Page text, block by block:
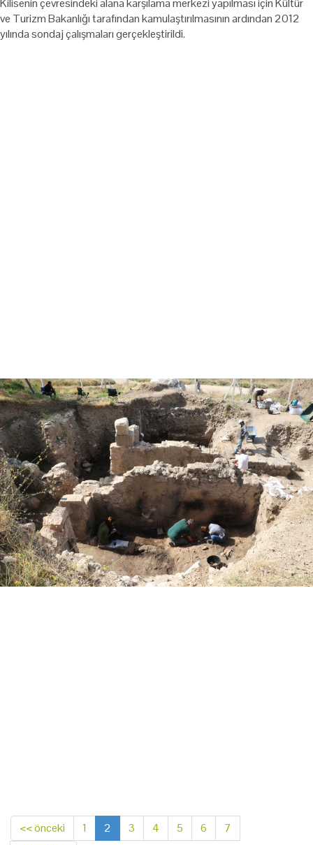
Kilisenin çevresindeki alana karşılama merkezi yapılması için Kültür
ve Turizm Bakanlığı tarafından kamulaştırılmasının ardından 2012
yılında sondaj çalışmaları gerçekleştirildi.
<< önceki 1 2 3 4 5 6
7